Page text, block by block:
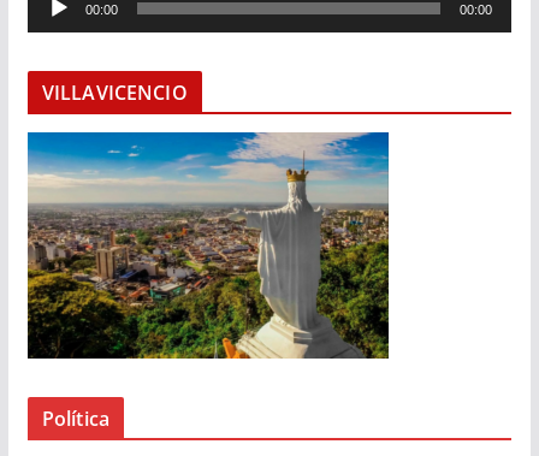
e
o
d
u
c
t
o
r
d
e
00:00 00:00
VILLAVICENCIO
Política